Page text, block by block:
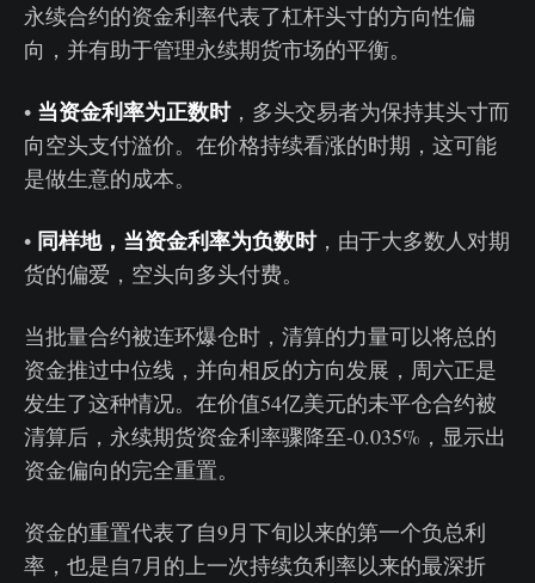
永续合约的资金利率代表了杠杆头寸的方向性偏
向，并有助于管理永续期货市场的平衡。
• 当资金利率为正数时，多头交易者为保持其头寸而
向空头支付溢价。在价格持续看涨的时期，这可能
是做生意的成本。
• 同样地，当资金利率为负数时，由于大多数人对期
货的偏爱，空头向多头付费。
当批量合约被连环爆仓时，清算的力量可以将总的
资金推过中位线，并向相反的方向发展，周六正是
发生了这种情况。在价值54亿美元的未平仓合约被
清算后，永续期货资金利率骤降至-0.035%，显示出
资金偏向的完全重置。
资金的重置代表了自9月下旬以来的第一个负总利
率，也是自7月的上一次持续负利率以来的最深折